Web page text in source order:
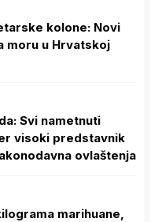
kolone: Novi
moru u Hrvatskoj
Svi nametnuti
visoki predstavnik
ovlaštenja
marihuane,